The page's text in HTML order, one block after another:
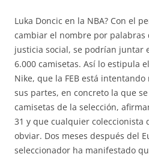
Luka Doncic en la NBA? Con el
cambiar el nombre por
justicia social, se podrían juntar
6.000 camisetas. Así lo estipula
Nike, que la FEB está
sus partes, en concreto la que
camisetas de la selección,
31 y que cualquier coleccionista
obviar. Dos meses después del
seleccionador ha manifestado